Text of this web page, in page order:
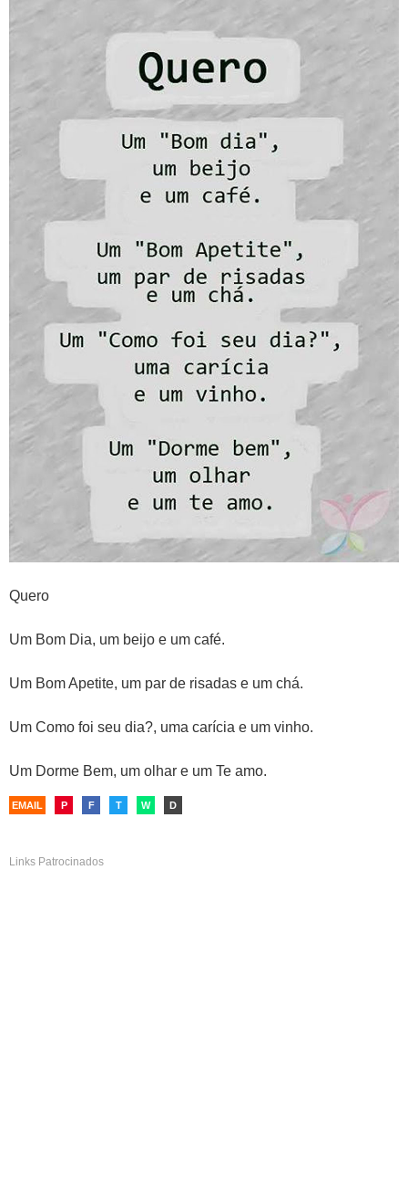
Quero
Um Bom Dia, um beijo e um café.
Um Bom Apetite, um par de risadas e um chá.
Um Como foi seu dia?, uma carícia e um vinho.
Um Dorme Bem, um olhar e um Te amo.
EMAIL P F T W D
Links Patrocinados